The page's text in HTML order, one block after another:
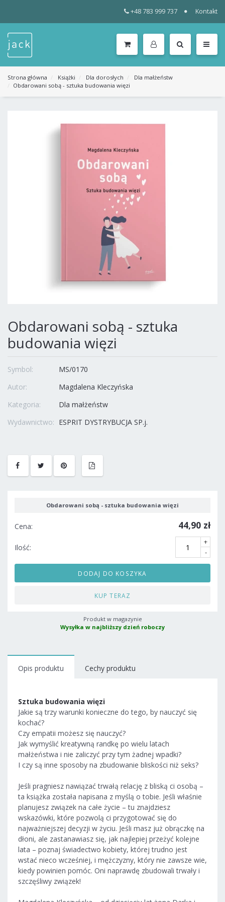
+48 783 999 737 Kontakt
KATEGORIE
MENU
Strona główna Książki Dla dorosłych
Dla małżeństw
Obdarowani sobą - sztuka budowania więzi
Obdarowani sobą - sztuka
budowania więzi
Symbol:
MS/0170
Autor:
Magdalena Kleczyńska
Kategoria:
Dla małżeństw
Wydawnictwo: ESPRIT DYSTRYBUCJA SP.j.
Obdarowani sobą - sztuka budowania więzi
Cena: 44,90 zł
Ilość:
+
-
DODAJ DO KOSZYKA
KUP TERAZ
Produkt w magazynie
Wysyłka w najbliższy dzień roboczy
Opis produktu Cechy produktu
Sztuka budowania więzi
Jakie są trzy warunki konieczne do tego, by nauczyć się
kochać?
Czy empatii możesz się nauczyć?
Jak wymyślić kreatywną randkę po wielu latach
małżeństwa i nie zaliczyć przy tym żadnej wpadki?
I czy są inne sposoby na zbudowanie bliskości niż seks?
Jeśli pragniesz nawiązać trwałą relację z bliską ci osobą –
ta książka została napisana z myślą o tobie. Jeśli właśnie
planujesz związek na całe życie – tu znajdziesz
wskazówki, które pozwolą ci przygotować się do
najważniejszej decyzji w życiu. Jeśli masz już obrączkę na
dłoni, ale zastanawiasz się, jak najlepiej przeżyć kolejne
lata – poznaj świadectwo kobiety, której trudno jest
wstać nieco wcześniej, i mężczyzny, który nie zawsze wie,
kiedy powinien pomóc. Oni naprawdę zbudowali trwały i
szczęśliwy związek!